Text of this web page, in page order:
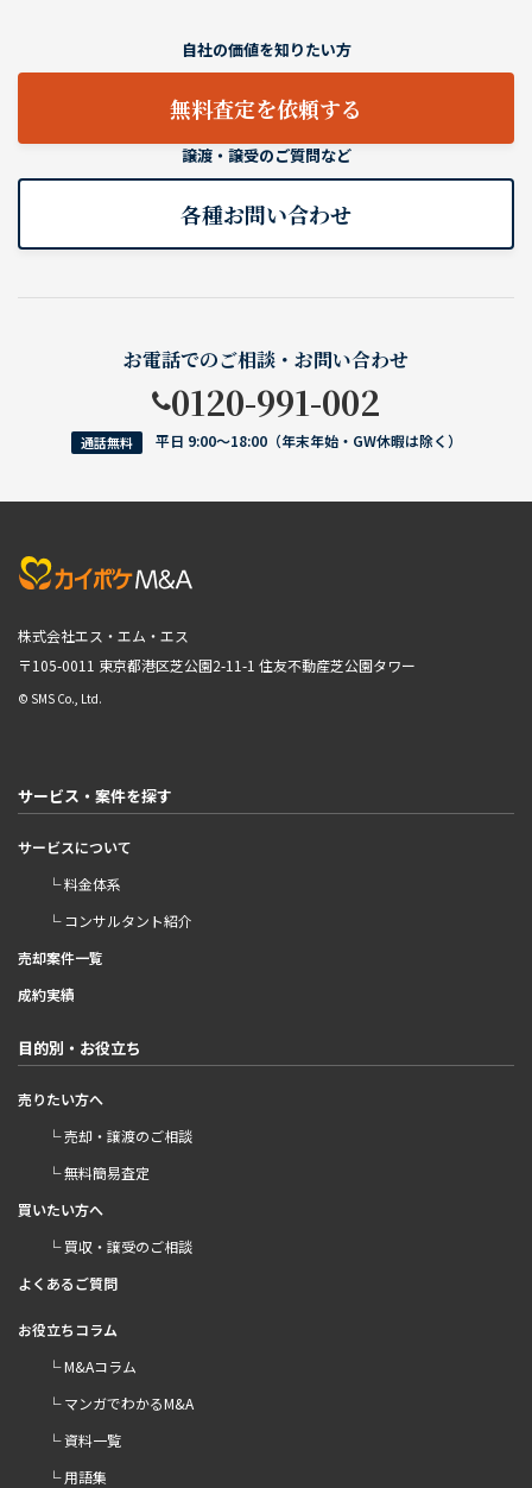
自社の価値を知りたい方
無料査定を依頼する
譲渡・譲受のご質問など
各種お問い合わせ
お電話でのご相談・お問い合わせ
0120-991-002
通話無料 平日 9:00〜18:00（年末年始・GW休暇は除く）
株式会社エス・エム・エス
〒105-0011 東京都港区芝公園2-11-1 住友不動産芝公園タワー
© SMS Co., Ltd.
サービス・案件を探す
サービスについて
└ 料金体系
└ コンサルタント紹介
売却案件一覧
成約実績
目的別・お役立ち
売りたい方へ
└ 売却・譲渡のご相談
└ 無料簡易査定
買いたい方へ
└ 買収・譲受のご相談
よくあるご質問
お役立ちコラム
└ M&Aコラム
└ マンガでわかるM&A
└ 資料一覧
└ 用語集